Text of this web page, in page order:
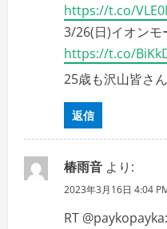
https://t.co/
3/26(日)イオンモ
https://t.co/
25歳も沢山皆さ
返信
椿雨音 より:
2023年3月16日 4:04
RT